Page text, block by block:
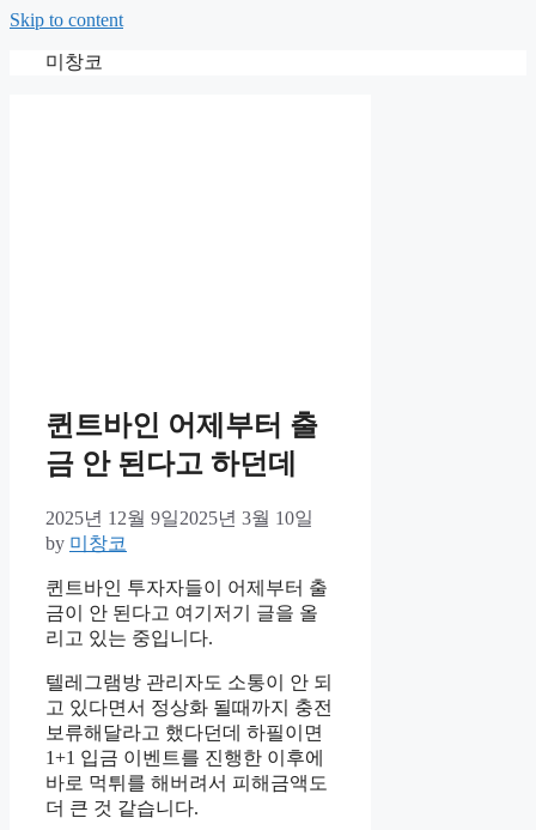
Skip to content
미창코
퀸트바인 어제부터 출
금 안 된다고 하던데
2025년 12월 9일2025년 3월 10일
by 미창코
퀸트바인 투자자들이 어제부터 출
금이 안 된다고 여기저기 글을 올
리고 있는 중입니다.
텔레그램방 관리자도 소통이 안 되
고 있다면서 정상화 될때까지 충전
보류해달라고 했다던데 하필이면
1+1 입금 이벤트를 진행한 이후에
바로 먹튀를 해버려서 피해금액도
더 큰 것 같습니다.